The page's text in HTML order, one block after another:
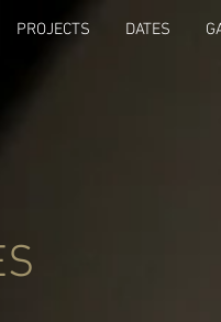
PROJECTS DATES